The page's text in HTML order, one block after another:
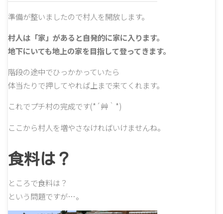
準備が整いましたので村人を開放します。
村人は「家」があると自発的に家に入ります。
地下にいても地上の家を目指して登ってきます。
階段の途中でひっかかっていたら
体当たりで押してやれば上まで来てくれます。
これでプチ村の完成です(*´艸｀*)
ここから村人を増やさなければいけませんね。
食料は？
ところで食料は？
という問題ですが…。